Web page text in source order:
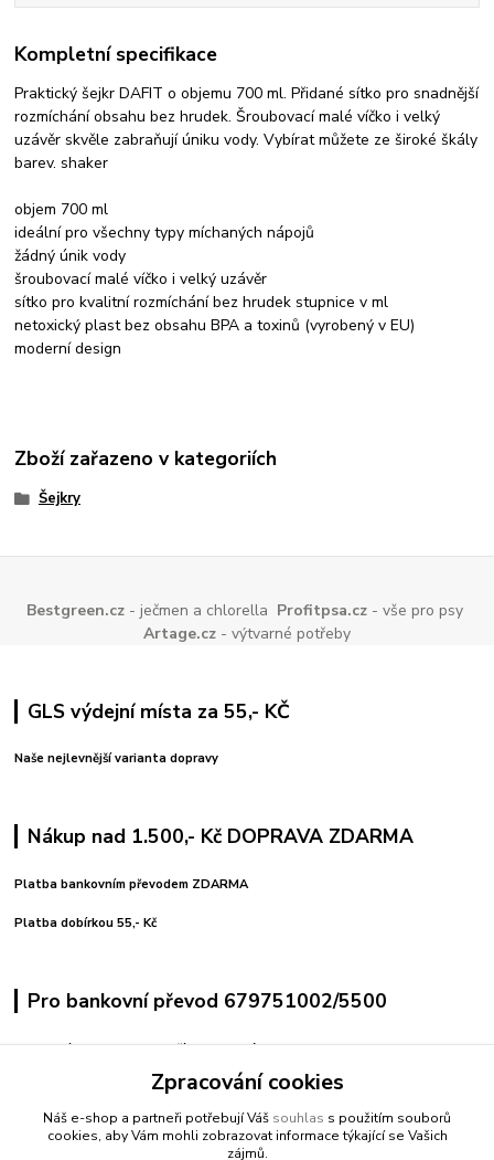
Kompletní specifikace
Praktický šejkr DAFIT o objemu 700 ml. Přidané sítko pro snadnější
rozmíchání obsahu bez hrudek. Šroubovací malé víčko i velký
uzávěr skvěle zabraňují úniku vody. Vybírat můžete ze široké škály
barev. shaker
objem 700 ml
ideální pro všechny typy míchaných nápojů
žádný únik vody
šroubovací malé víčko i velký uzávěr
sítko pro kvalitní rozmíchání bez hrudek stupnice v ml
netoxický plast bez obsahu BPA a toxinů (vyrobený v EU)
moderní design
Zboží zařazeno v kategoriích
Šejkry
Bestgreen.cz - ječmen a chlorella Profitpsa.cz - vše pro psy
Artage.cz - výtvarné potřeby
GLS výdejní místa za 55,- KČ
Naše nejlevnější varianta dopravy
Nákup nad 1.500,- Kč DOPRAVA ZDARMA
Platba bankovním převodem ZDARMA
Platba dobírkou 55,- Kč
Pro bankovní převod 679751002/5500
variabilní symbol uvedeno číslo objednávky
pro pohodlné platby použijte vygenerovaný QR kód
Kontakty
Zpracování cookies
Náš e-shop a partneři potřebují Váš souhlas s použitím souborů
cookies, aby Vám mohli zobrazovat informace týkající se Vašich
zájmů.